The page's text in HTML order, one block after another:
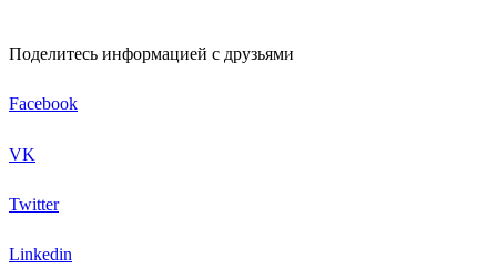
Поделитесь информацией с друзьями
Facebook
VK
Twitter
Linkedin